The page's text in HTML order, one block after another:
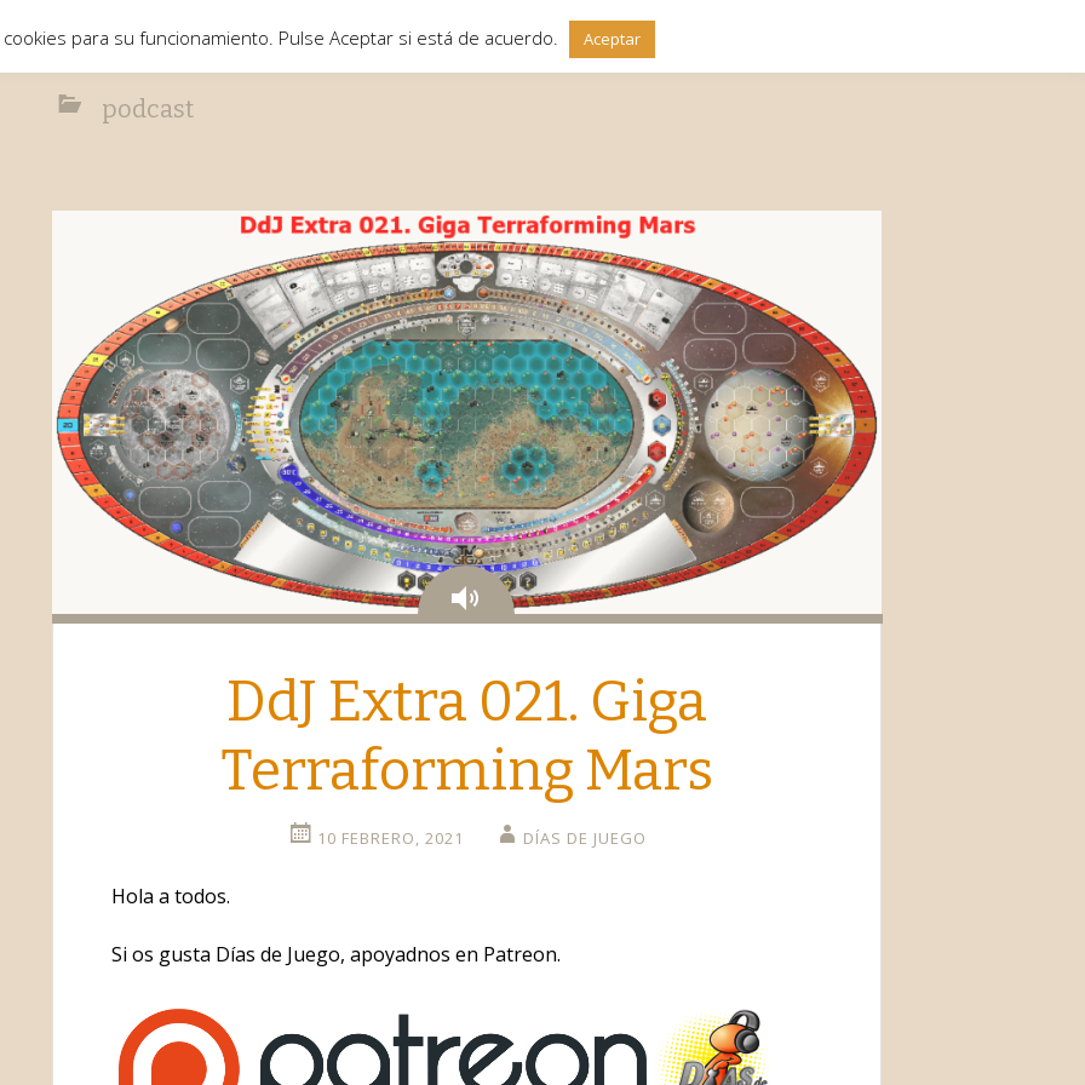
podcast
Audio
DdJ Extra 021. Giga
Terraforming Mars
10 FEBRERO, 2021 DÍAS DE JUEGO
Hola a todos.
Si os gusta Días de Juego, apoyadnos en Patreon.
cookies para su funcionamiento. Pulse Aceptar si está de acuerdo. Aceptar